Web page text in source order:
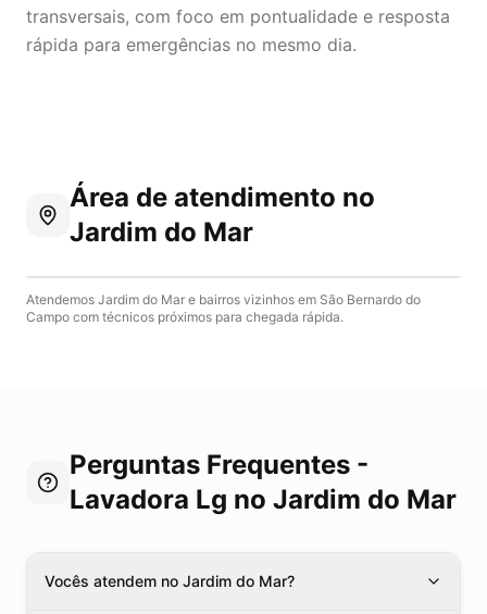
transversais, com foco em pontualidade e resposta
rápida para emergências no mesmo dia.
Área de atendimento no
Jardim do Mar
Atendemos Jardim do Mar e bairros vizinhos em São Bernardo do
Campo com técnicos próximos para chegada rápida.
Perguntas Frequentes -
Lavadora Lg no Jardim do Mar
Vocês atendem no Jardim do Mar?